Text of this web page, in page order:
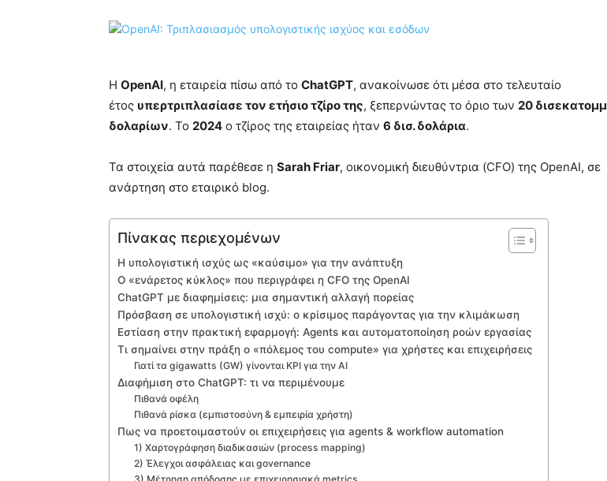
Η OpenAI, η εταιρεία πίσω από το ChatGPT, ανακοίνωσε ότι μέσα στο τελευταίο
έτος υπερτριπλασίασε τον ετήσιο τζίρο της, ξεπερνώντας το όριο των 20
δολαρίων. Το 2024 ο τζίρος της εταιρείας ήταν 6 δισ. δολάρια.
Τα στοιχεία αυτά παρέθεσε η Sarah Friar, οικονομική διευθύντρια (CFO) της OpenAI, σε
ανάρτηση στο εταιρικό blog.
Πίνακας περιεχομένων
Η υπολογιστική ισχύς ως «καύσιμο» για την ανάπτυξη
Ο «ενάρετος κύκλος» που περιγράφει η CFO της OpenAI
ChatGPT με διαφημίσεις: μια σημαντική αλλαγή πορείας
Πρόσβαση σε υπολογιστική ισχύ: ο κρίσιμος παράγοντας για την κλιμάκωση
Εστίαση στην πρακτική εφαρμογή: Agents και αυτοματοποίηση ροών εργασίας
Τι σημαίνει στην πράξη ο «πόλεμος του compute» για χρήστες και επιχειρήσεις
Γιατί τα gigawatts (GW) γίνονται KPI για την AI
Διαφήμιση στο ChatGPT: τι να περιμένουμε
Πιθανά οφέλη
Πιθανά ρίσκα (εμπιστοσύνη & εμπειρία χρήστη)
Πως να προετοιμαστούν οι επιχειρήσεις για agents & workflow automation
1) Χαρτογράφηση διαδικασιών (process mapping)
2) Έλεγχοι ασφάλειας και governance